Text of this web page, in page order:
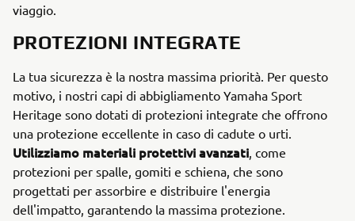
viaggio.
PROTEZIONI INTEGRATE
La tua sicurezza è la nostra massima priorità. Per questo
motivo, i nostri capi di abbigliamento Yamaha Sport
Heritage sono dotati di protezioni integrate che offrono
una protezione eccellente in caso di cadute o urti.
Utilizziamo materiali protettivi avanzati, come
protezioni per spalle, gomiti e schiena, che sono
progettati per assorbire e distribuire l'energia
dell'impatto, garantendo la massima protezione.